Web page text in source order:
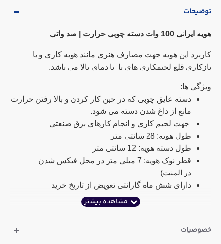
توضیحات
هویه ایرانی 100 وات دسته چوبی حرارت | صد واتی
کاربرد این هویه جهت مصارف هنری مانند هویه کاری و یا
بازکاری قلع لحیمکاری های با با دمای بالا می باشد.
ویژگی ها:
دسته عایق چوبی که در حین کار کردن و بالا رفتن حرارت
مانع از داغ شدن دسته می شود.
جهت لحیم کاری و انجام کارهای برق صنعتی
طول هویه: 28 سانتی متر
طول دسته هویه: 12 سانتی متر
قطر نوک هویه: 7 میلی متر در محل فیکس شدن
در المنت)
دارای شش ماه گارانتی تعویض از تاریخ خرید
خصوصیات